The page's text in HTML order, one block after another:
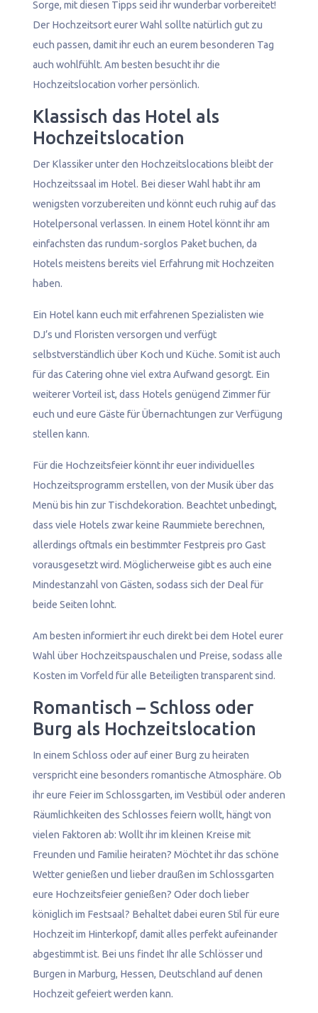
Sorge, mit diesen Tipps seid ihr wunderbar vorbereitet!
Der Hochzeitsort eurer Wahl sollte natürlich gut zu
euch passen, damit ihr euch an eurem besonderen Tag
auch wohlfühlt. Am besten besucht ihr die
Hochzeitslocation vorher persönlich.
Klassisch das Hotel als
Hochzeitslocation
Der Klassiker unter den Hochzeitslocations bleibt der
Hochzeitssaal im Hotel. Bei dieser Wahl habt ihr am
wenigsten vorzubereiten und könnt euch ruhig auf das
Hotelpersonal verlassen. In einem Hotel könnt ihr am
einfachsten das rundum-sorglos Paket buchen, da
Hotels meistens bereits viel Erfahrung mit Hochzeiten
haben.
Ein Hotel kann euch mit erfahrenen Spezialisten wie
DJ’s und Floristen versorgen und verfügt
selbstverständlich über Koch und Küche. Somit ist auch
für das Catering ohne viel extra Aufwand gesorgt. Ein
weiterer Vorteil ist, dass Hotels genügend Zimmer für
euch und eure Gäste für Übernachtungen zur Verfügung
stellen kann.
Für die Hochzeitsfeier könnt ihr euer individuelles
Hochzeitsprogramm erstellen, von der Musik über das
Menü bis hin zur Tischdekoration. Beachtet unbedingt,
dass viele Hotels zwar keine Raummiete berechnen,
allerdings oftmals ein bestimmter Festpreis pro Gast
vorausgesetzt wird. Möglicherweise gibt es auch eine
Mindestanzahl von Gästen, sodass sich der Deal für
beide Seiten lohnt.
Am besten informiert ihr euch direkt bei dem Hotel eurer
Wahl über Hochzeitspauschalen und Preise, sodass alle
Kosten im Vorfeld für alle Beteiligten transparent sind.
Romantisch – Schloss oder
Burg als Hochzeitslocation
In einem Schloss oder auf einer Burg zu heiraten
verspricht eine besonders romantische Atmosphäre. Ob
ihr eure Feier im Schlossgarten, im Vestibül oder anderen
Räumlichkeiten des Schlosses feiern wollt, hängt von
vielen Faktoren ab: Wollt ihr im kleinen Kreise mit
Freunden und Familie heiraten? Möchtet ihr das schöne
Wetter genießen und lieber draußen im Schlossgarten
eure Hochzeitsfeier genießen? Oder doch lieber
königlich im Festsaal? Behaltet dabei euren Stil für eure
Hochzeit im Hinterkopf, damit alles perfekt aufeinander
abgestimmt ist. Bei uns findet Ihr alle Schlösser und
Burgen in Marburg, Hessen, Deutschland auf denen
Hochzeit gefeiert werden kann.